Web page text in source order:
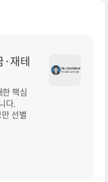
·재테
핵심
다.
선별